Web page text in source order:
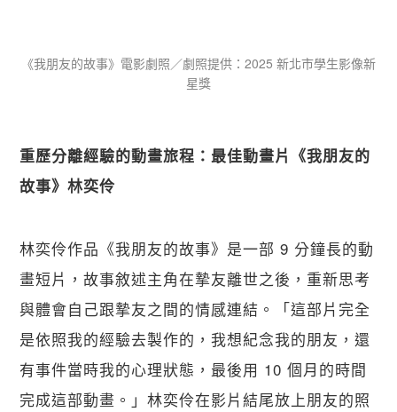
《我朋友的故事》電影劇照／劇照提供：​2025 新北市學生影像新
星獎
重歷分離經驗的動畫旅程：最佳動畫片《我朋友的
故事》林奕伶
林奕伶作品《我朋友的故事》是一部 9 分鐘長的動
畫短片，故事敘述主角在摯友離世之後，重新思考
與體會自己跟摯友之間的情感連結。「這部片完全
是依照我的經驗去製作的，我想紀念我的朋友，還
有事件當時我的心理狀態，最後用 10 個月的時間
完成這部動畫。」林奕伶在影片結尾放上朋友的照